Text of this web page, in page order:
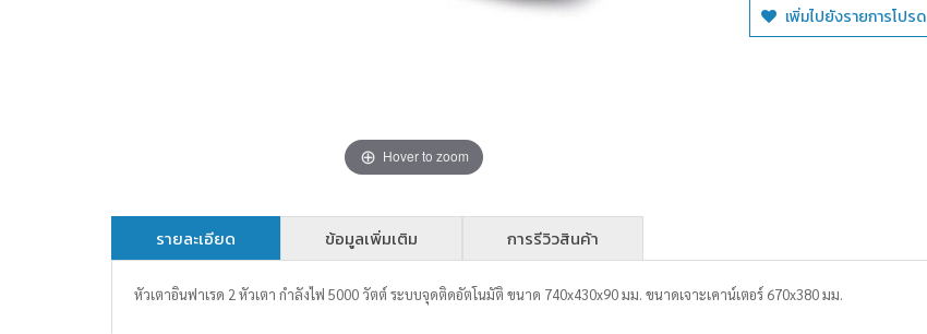
เพิ่มไปยังรายการโปรด
Hover to zoom
รายละเอียด ข้อมูลเพิ่มเติม การรีวิวสินค้า
หัวเตาอินฟาเรด 2 หัวเตา กำลังไฟ 5000 วัตต์ ระบบจุดติดอัตโนมัติ ขนาด 740x430x90 มม. ขนาดเจาะเคาน์เตอร์ 670x380 มม.